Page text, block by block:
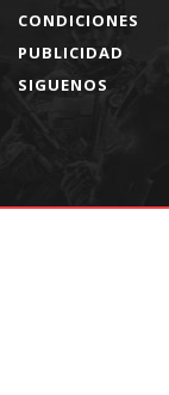
CONDICIONES
PUBLICIDAD
SIGUENOS